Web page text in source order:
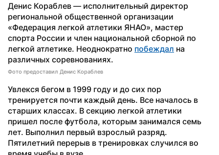
Денис Кораблев — исполнительный директор
региональной общественной организации
«Федерация легкой атлетики ЯНАО», мастер
спорта России и член национальной сборной по
легкой атлетике. Неоднократно побеждал на
различных соревнованиях.
Фото предоставил Денис Кораблев
Увлекся бегом в 1999 году и до сих пор
тренируется почти каждый день. Все началось в
старших классах. В секцию легкой атлетики
пришел после футбола, которым занимался семь
лет. Выполнил первый взрослый разряд.
Пятилетний перерыв в тренировках случился во